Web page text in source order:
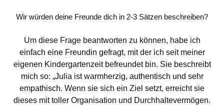
Wir würden deine Freunde dich in 2-3 Sätzen beschreiben?
Um diese Frage beantworten zu können, habe ich
einfach eine Freundin gefragt, mit der ich seit meiner
eigenen Kindergartenzeit befreundet bin. Sie beschreibt
mich so: „Julia ist warmherzig, authentisch und sehr
empathisch. Wenn sie sich ein Ziel setzt, erreicht sie
dieses mit toller Organisation und Durchhaltevermögen.